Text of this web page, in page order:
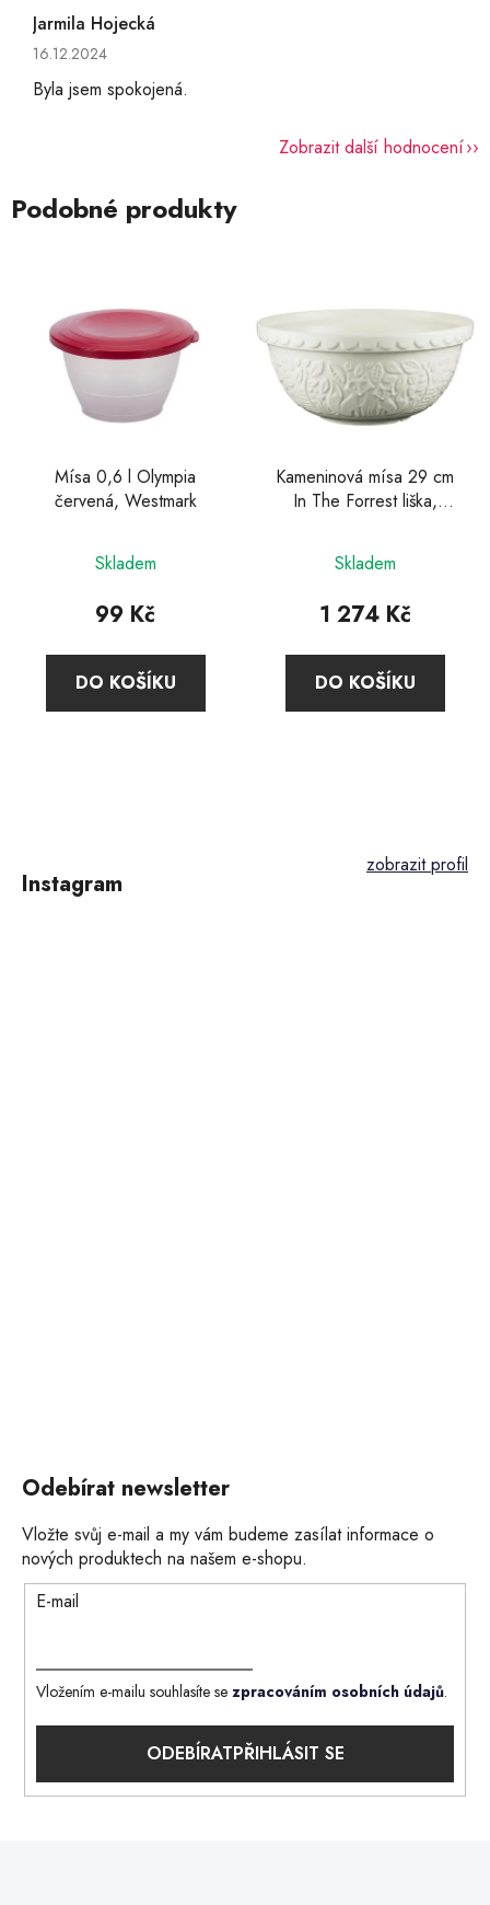
Jarmila Hojecká
Hodnocení obchodu je 5 z 5 hvězdiček.
16.12.2024
Byla jsem spokojená.
Zobrazit další hodnocení
Podobné produkty
Mísa 0,6 l Olympia
červená, Westmark
Skladem
99 Kč
DO KOŠÍKU
Kameninová mísa 29 cm
In The Forrest liška,
Skladem
1 274 Kč
DO KOŠÍKU
Instagram
Odebírat newsletter
Vložte svůj e-mail a my vám budeme zasílat informace o
nových produktech na našem e-shopu.
E-mail
Vložením e-mailu souhlasíte se zpracováním osobních údajů.
PŘIHLÁSIT SE